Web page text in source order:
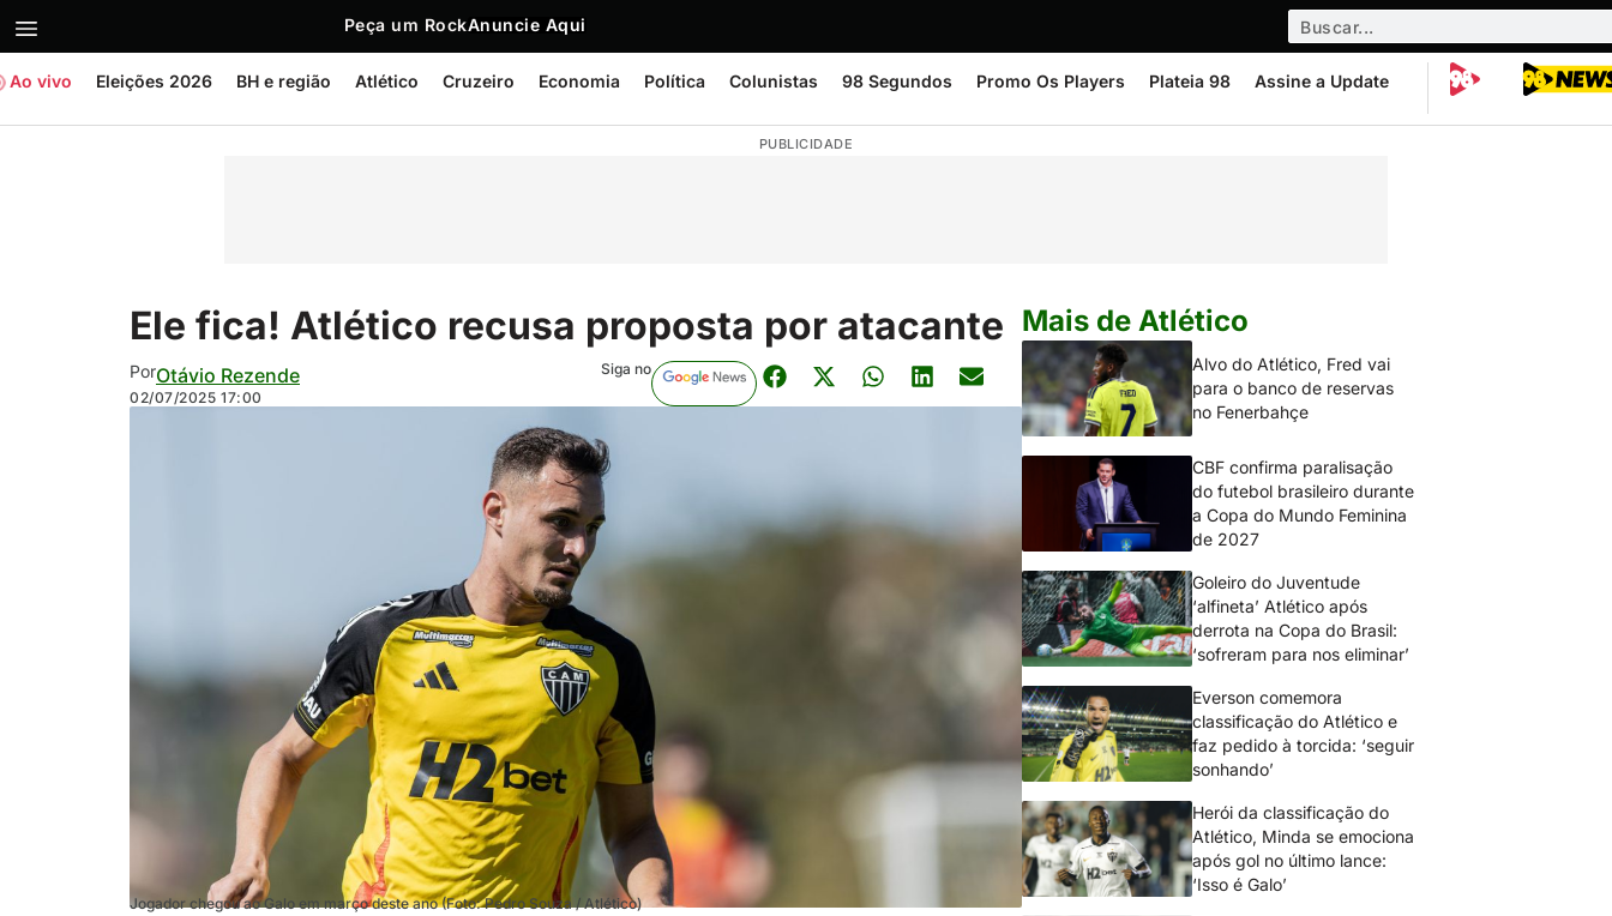
Peça um RockAnuncie Aqui
Ao vivo Eleições 2026 BH e região Atlético Cruzeiro Economia Política Colunistas 98 Segundos Promo Os Players Plateia 98 Assine a Update
PUBLICIDADE
Ele fica! Atlético recusa proposta por atacante
PorOtávio Rezende
02/07/2025 17:00
Siga no
Jogador chegou ao Galo em março deste ano (Foto: Pedro Souza / Atlético)
Mais de Atlético
Alvo do Atlético, Fred vai
para o banco de reservas
no Fenerbahçe
CBF confirma paralisação
do futebol brasileiro durante
a Copa do Mundo Feminina
de 2027
Goleiro do Juventude
‘alfineta’ Atlético após
derrota na Copa do Brasil:
‘sofreram para nos eliminar’
Everson comemora
classificação do Atlético e
faz pedido à torcida: ‘seguir
sonhando’
Herói da classificação do
Atlético, Minda se emociona
após gol no último lance:
‘Isso é Galo’